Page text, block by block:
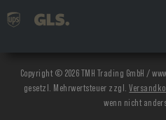
Copyright © 2026 TMH Trading GmbH /
gesetzl. Mehrwertsteuer zzgl.
wenn nicht